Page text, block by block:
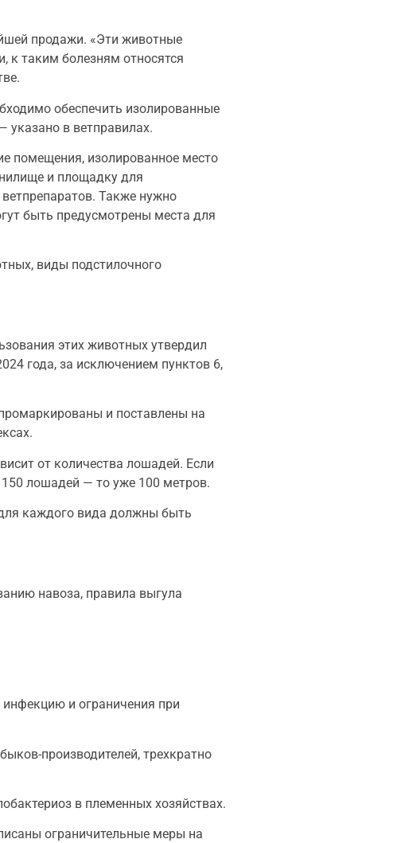
продажи. «Эти животные
к таким болезням относятся
обеспечить изолированные
указано в ветправилах.
помещения, изолированное место
и площадку для
Также нужно
быть предусмотрены места для
виды подстилочного
этих животных утвердил
года, за исключением пунктов 6,
и поставлены на
от количества лошадей. Если
150 лошадей — то уже 100 метров.
каждого вида должны быть
навоза, правила выгула
и ограничения при
производителей, трехкратно
в племенных хозяйствах.
ограничительные меры на